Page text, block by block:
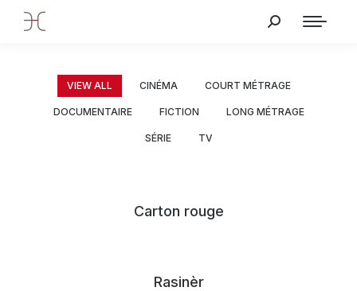
VIEW ALL CINÉMA COURT MÉTRAGE
DOCUMENTAIRE FICTION LONG MÉTRAGE
SÉRIE TV
Carton rouge
Rasinèr